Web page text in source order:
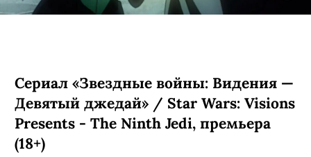
С 3 августа, «Кинопоиск», «Иви»,